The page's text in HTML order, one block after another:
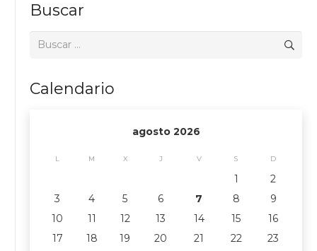
Buscar
Buscar:
Calendario
agosto 2026
L M X J V S D
1
2
3
4 5 6 7 8
9
10
11 12 13 14 15
16
17
18 19 20 21 22
23